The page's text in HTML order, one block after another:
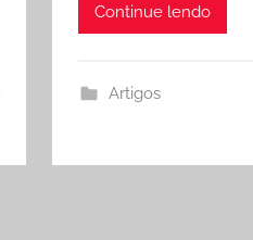
Continue lendo
Artigos